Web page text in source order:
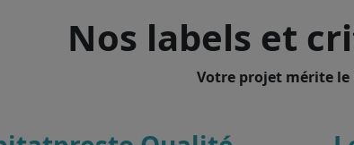
Nos labels et
Votre projet mérite